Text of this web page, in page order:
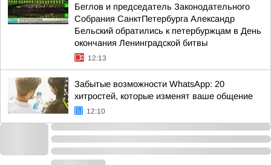
Беглов и председатель Законодательного
Собрания СанктПетербурга Александр
Бельский обратились к петербуржцам в День
окончания Ленинградской битвы
12:13
Забытые возможности WhatsApp: 20
хитростей, которые изменят ваше общение
12:10